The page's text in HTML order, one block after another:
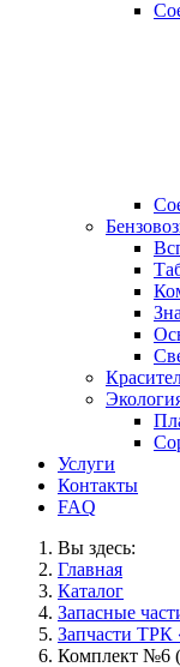
Услуги
Контакты
FAQ
Вы здесь:
Главная
Каталог
Запасные
Запчасти ТРК
Комплект №6